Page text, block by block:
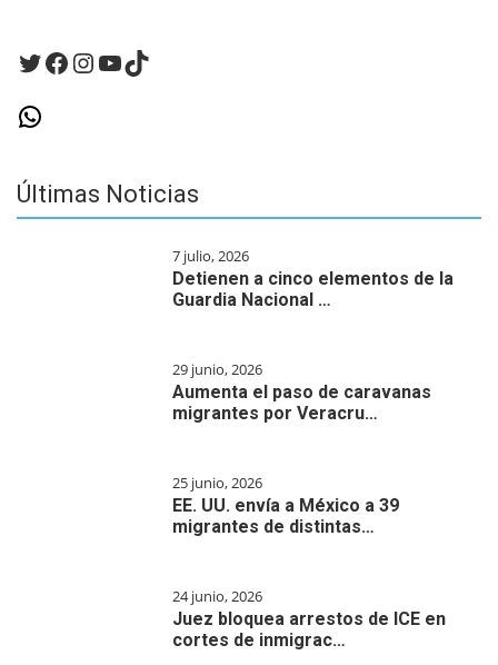
Twitter
Facebook
Instagram
YouTube
TikTok
WhatsApp
Últimas Noticias
7 julio, 2026
Detienen a cinco elementos de la
Guardia Nacional …
29 junio, 2026
Aumenta el paso de caravanas
migrantes por Veracru…
25 junio, 2026
EE. UU. envía a México a 39
migrantes de distintas…
24 junio, 2026
Juez bloquea arrestos de ICE en
cortes de inmigrac…